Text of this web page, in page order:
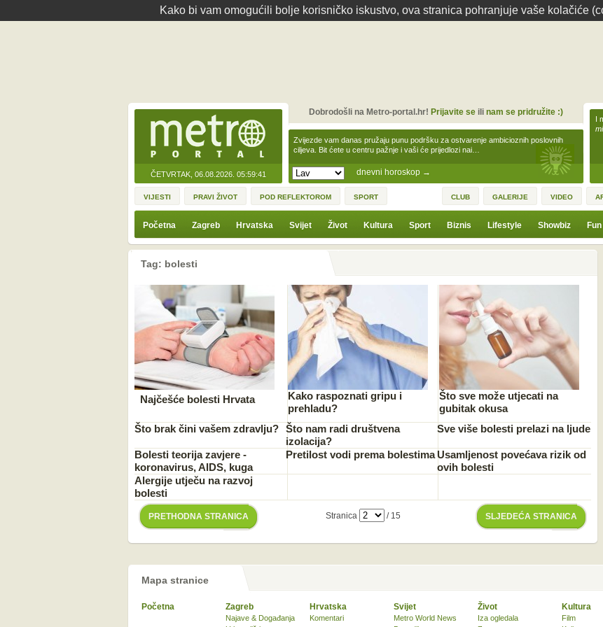
Kako bi vam omogućili bolje korisničko iskustvo, ova stranica pohranjuje vaše kolačiće
ČETVRTAK, 06.08.2026. 05:59:41 dnevni horoskop →
Zvijezde vam danas pružaju punu podršku za ostvarenje ambicioznih poslovnih
ciljeva. Bit ćete u centru pažnje i vaši će prijedlozi nai…
Dobrodošli na Metro-portal.hr! Prijavite seili nam se pridružite :)
I
VIJESTI PRAVI ŽIVOT POD REFLEKTOROM SPORT CLUB GALERIJE VIDEO
Početna Zagreb Hrvatska Svijet Život Kultura Sport Biznis Lifestyle Showbiz Fun
Tag: bolesti
Najčešće bolesti Hrvata
Kako raspoznati gripu i
prehladu?
Što sve može utjecati na
gubitak okusa
Što brak čini vašem zdravlju? Što nam radi društvena
izolacija?
Sve više bolesti prelazi na ljude
Bolesti teorija zavjere -
koronavirus, AIDS, kuga
Pretilost vodi prema bolestima Usamljenost povećava rizik od
ovih bolesti
Alergije utječu na razvoj
bolesti
PRETHODNA STRANICA SLJEDEĆA STRANICA
Stranica / 15
Mapa stranice
Početna Zagreb
Najave & Događanja
Hrvatska
Komentari
Svijet
Metro World News
Život
Iza ogledala
Kultura
Film